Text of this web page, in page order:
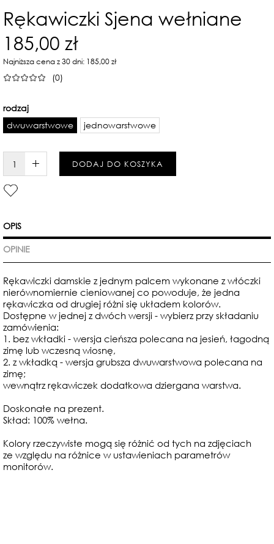
Rękawiczki Sjena wełniane
185,00 zł
Najniższa cena z 30 dni: 185,00 zł
(0)
rodzaj
dwuwarstwowe
jednowarstwowe
W KOSZYKU :)DODAJ DO KOSZYKA
OPIS
OPINIE
Rękawiczki damskie z jednym palcem wykonane z włóczki
nierównomiernie cieniowanej co powoduje, że jedna
rękawiczka od drugiej różni się układem kolorów.
Dostępne w jednej z dwóch wersji - wybierz przy składaniu
zamówienia:
1. bez wkładki - wersja cieńsza polecana na jesień, łagodną
zimę lub wczesną wiosnę,
2. z wkładką - wersja grubsza dwuwarstwowa polecana na
zimę;
wewnątrz rękawiczek dodatkowa dziergana warstwa.
Doskonałe na prezent.
Skład: 100% wełna.
Kolory rzeczywiste mogą się różnić od tych na zdjęciach
ze względu na różnice w ustawieniach parametrów
monitorów.